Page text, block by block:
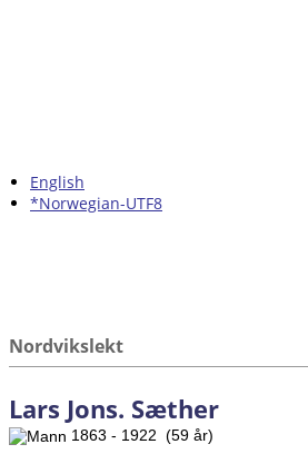
English
*Norwegian-UTF8
Nordvikslekt
Lars Jons. Sæther
1863 - 1922 (59 år)